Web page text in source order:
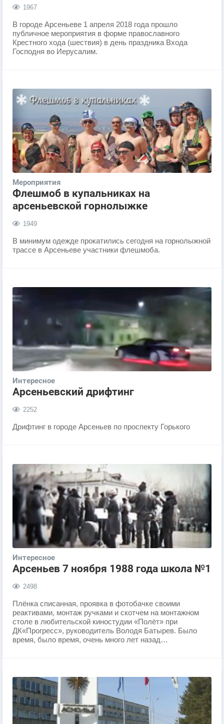
1967
​В городе Арсеньеве 1 апреля 2018 года прошло
публичное мероприятия в форме православного
Крестного хода (шествия) в день праздника Входа
Господня во Иерусалим.
Мероприятия
Флешмоб в купальниках на
арсеньевской горнолыжке
1949
В минимум одежде прокатились сегодня на горнолыжной
трассе в Арсеньеве участники флешмоба.
Интересное
Арсеньевский дрифтинг
2252
Дрифтинг в городе Арсеньев по проспекту Горького
Интересное
Арсеньев 7 ноября 1988 года школа №1
2498
Плёнка списанная, проявка в фотобачке своими
реактивами, монтаж ручками и скотчем на монтажном
столе в любительской киностудии «Полёт» при
ДК«Прогресс», руководитель Володя Батырев. Было
время, было время, очень много лет назад…